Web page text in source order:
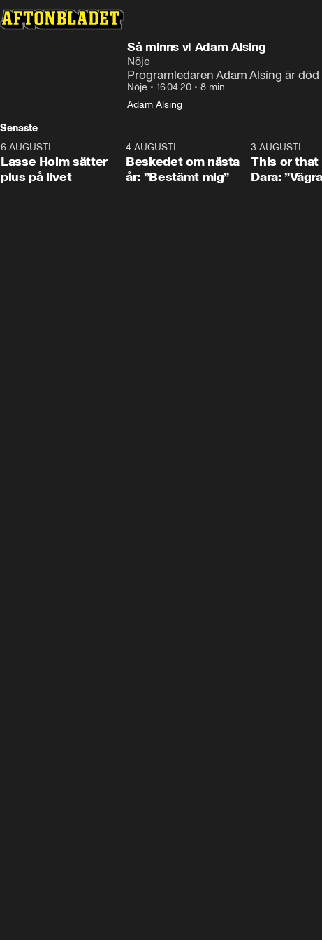
Så minns vi Adam Alsing
Nöje
Programledaren Adam Alsing är död
Nöje • 16.04.20 • 8 min
Adam Alsing
Senaste
1:04
6 AUGUSTI
Lasse Holm sätter
plus på livet
0:24
4 AUGUSTI
Beskedet om nästa
år: ”Bestämt mig”
3 AUGUSTI
This or that
Dara: